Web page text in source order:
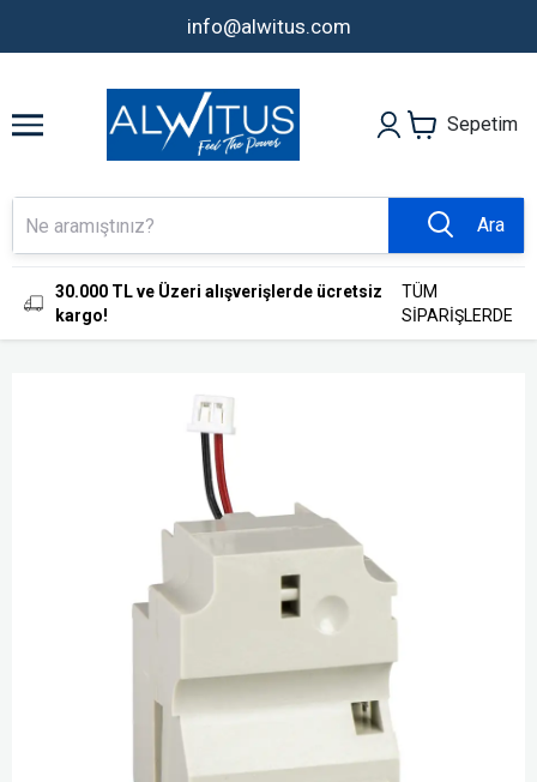
info@alwitus.com
Sepetim
Ara
30.000 TL ve Üzeri alışverişlerde ücretsiz
kargo!
TÜM
SİPARİŞLERDE